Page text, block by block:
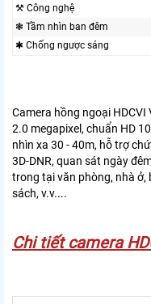
⚒ Công nghệ
❃ Tầm nhìn ban đêm
✱ Chống ngược sáng
Camera hồng ngoại
2.0 megapixel, chuẩn HD
nhìn xa 30 - 40m, hỗ trợ
3D-DNR, quan sát ngày
trong tại văn phòng, nhà ở,
sách, v.v....
Chi tiết camera